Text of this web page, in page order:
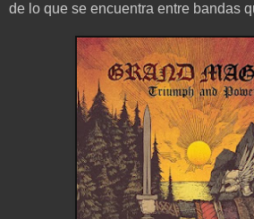
de lo que se encuentra entre bandas